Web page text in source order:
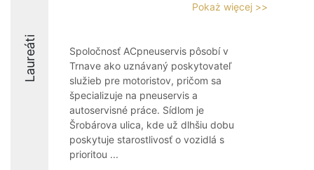
Laureáti
Pokaż więcej >>
Spoločnosť ACpneuservis pôsobí v
Trnave ako uznávaný poskytovateľ
služieb pre motoristov, pričom sa
špecializuje na pneuservis a
autoservisné práce. Sídlom je
Šrobárova ulica, kde už dlhšiu dobu
poskytuje starostlivosť o vozidlá s
prioritou ...